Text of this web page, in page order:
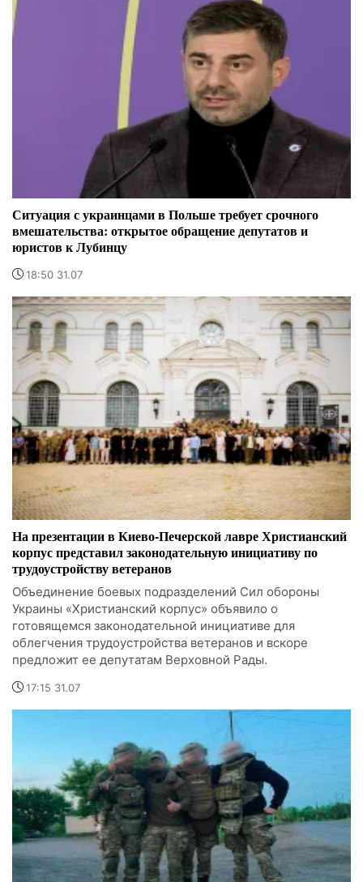
Ситуация с украинцами в Польше требует срочного
вмешательства: открытое обращение депутатов и
юристов к Лубинцу
18:50 31.07
На презентации в Киево-Печерской лавре Христианский
корпус представил законодательную инициативу по
трудоустройству ветеранов
Объединение боевых подразделений Сил обороны
Украины «Христианский корпус» объявило о
готовящемся законодательной инициативе для
облегчения трудоустройства ветеранов и вскоре
предложит ее депутатам Верховной Рады.
17:15 31.07